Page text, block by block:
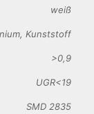
weiß
Kunststoff
>0,9
UGR<19
SMD 2835